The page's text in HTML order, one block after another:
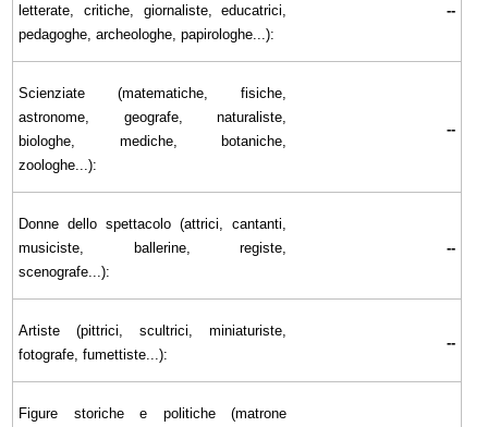
letterate, critiche, giornaliste, educatrici,
pedagoghe, archeologhe, papirologhe...):
--
Scienziate (matematiche, fisiche,
astronome, geografe, naturaliste,
biologhe, mediche, botaniche,
zoologhe...):
--
Donne dello spettacolo (attrici, cantanti,
musiciste, ballerine, registe,
scenografe...):
--
Artiste (pittrici, scultrici, miniaturiste,
fotografe, fumettiste...):
--
Figure storiche e politiche (matrone